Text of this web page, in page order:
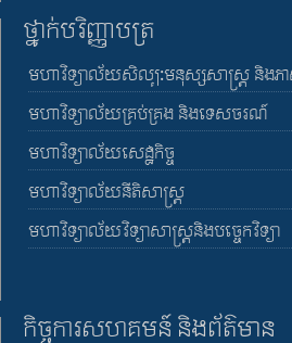
ថ្នាក់បរិញ្ញាបត្រ
មហាវិទ្យាល័យសិល្បៈមនុស្សសាស្រ្ត និងភ
មហាវិទ្យាល័យគ្រប់គ្រង និងទេសចរណ៍
មហាវិទ្យាល័យសេដ្ឋកិច្ច
មហាវិទ្យាល័យនីតិសាស្រ្ត
មហាវិទ្យាល័យវិទ្យាសាស្រ្តនិងបច្ចេកវិទ្យា
កិច្ចការសហគមន៍ និងព័ត៌មាន